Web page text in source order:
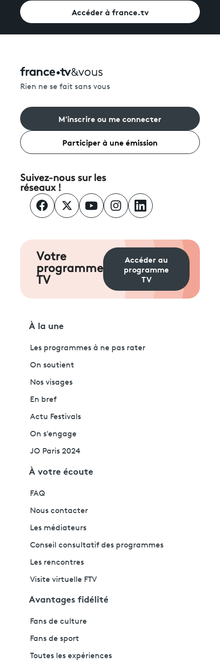
Accéder à france.tv
Rien ne se fait sans vous
M'inscrire ou me connecter
Participer à une émission
Suivez-nous sur les
réseaux !
Votre
programme
TV
Accéder au
programme
TV
À la une
Les programmes à ne pas rater
On soutient
Nos visages
En bref
Actu Festivals
On s'engage
JO Paris 2024
À votre écoute
FAQ
Nous contacter
Les médiateurs
Conseil consultatif des programmes
Les rencontres
Visite virtuelle FTV
Avantages fidélité
Fans de culture
Fans de sport
Toutes les expériences